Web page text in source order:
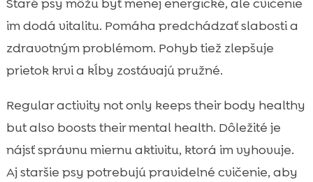
im dodá vitalitu. Pomáha predchádzať slabosti a
zdravotným problémom. Pohyb tiež zlepšuje
prietok krvi a kĺby zostávajú pružné.
Regular activity not only keeps their body healthy
but also boosts their mental health. Dôležité je
nájsť správnu miernu aktivitu, ktorá im vyhovuje.
Aj staršie psy potrebujú pravidelné cvičenie, aby